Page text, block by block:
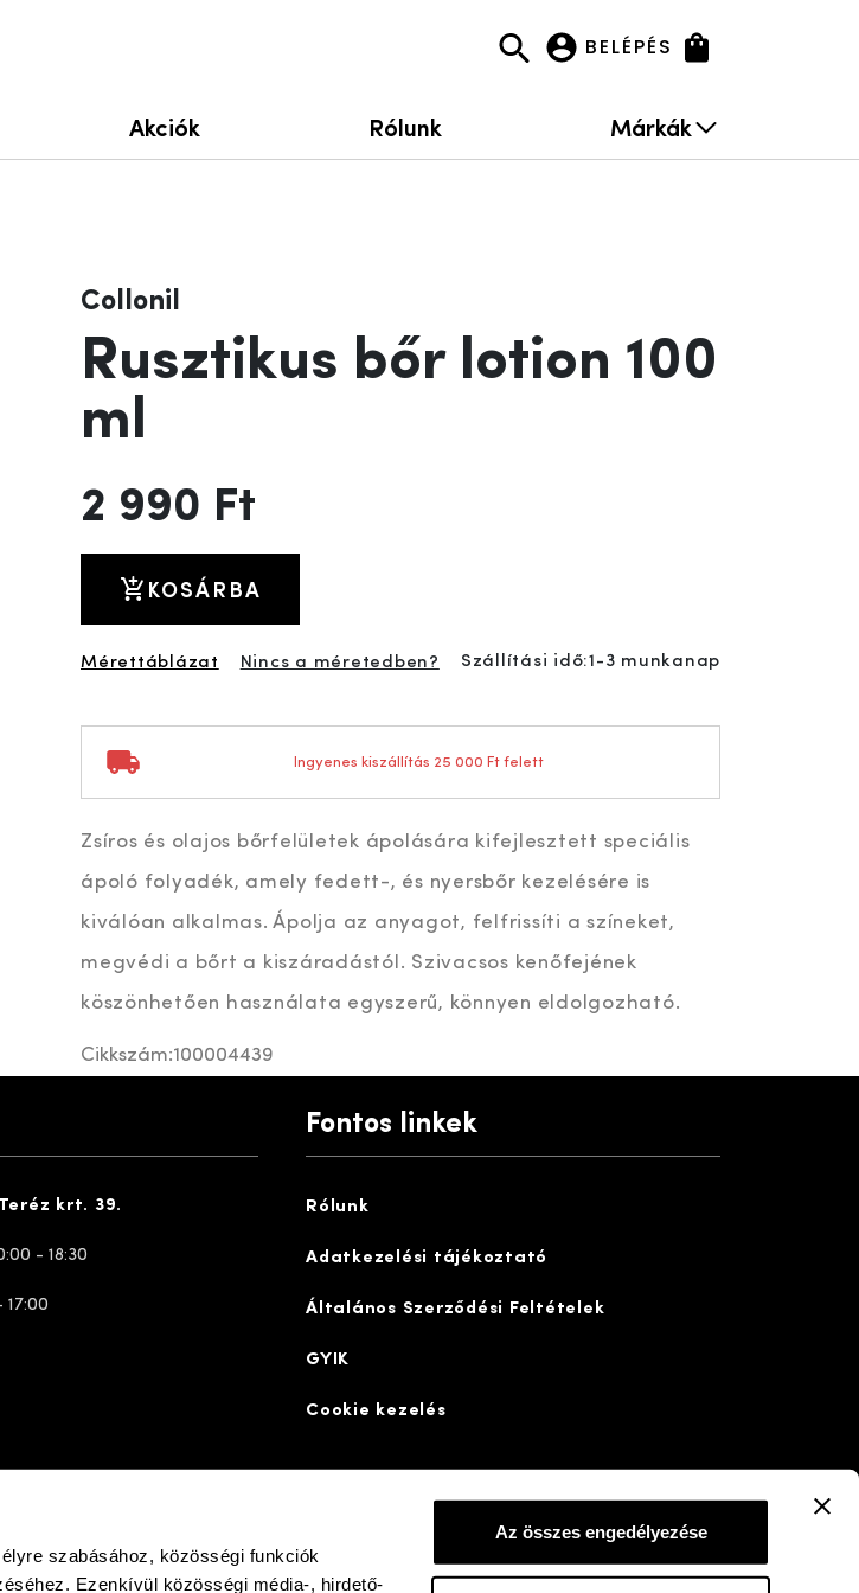
szabásához, közösségi funkciók
Ezenkívül közösségi média-, hirdető-
Az összes engedélyezése
BELÉPÉS
Akciók Rólunk Márkák
Collonil
Rusztikus bőr lotion 100
ml
2 990 Ft
KOSÁRBA
Mérettáblázat Nincs a méretedben? Szállítási idő:1-3 munkanap
Ingyenes kiszállítás 25 000 Ft felett
Zsíros és olajos bőrfelületek ápolására kifejlesztett speciális
ápoló folyadék, amely fedett-, és nyersbőr kezelésére is
kiválóan alkalmas. Ápolja az anyagot, felfrissíti a színeket,
megvédi a bőrt a kiszáradástól. Szivacsos kenőfejének
köszönhetően használata egyszerű, könnyen eldolgozható.
Cikkszám:100004439
krt. 39.
- 18:30
17:00
Fontos linkek
Rólunk
Adatkezelési tájékoztató
Általános Szerződési Feltételek
GYIK
Cookie kezelés
vedd a neten